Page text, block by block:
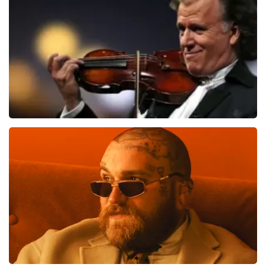
BESTEL NU
laatste 30 minuten
BESTEL NU